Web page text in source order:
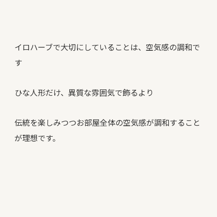
イロハーブで大切にしていることは、空気感の調和で
す
ひな人形だけ、異質な雰囲気で飾るより
伝統を楽しみつつお部屋全体の空気感が調和すること
が理想です。